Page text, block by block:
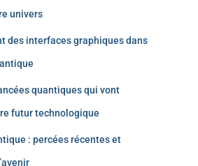
univers
des interfaces graphiques dans
quantiques qui vont
futur technologique
: percées récentes et